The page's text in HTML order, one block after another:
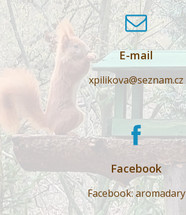
E-mail
xpilikova@seznam.cz
Facebook
Facebook: aromadary